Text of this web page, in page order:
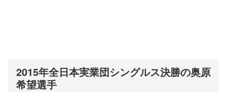
2015年全日本実業団シングルス決勝の奥原
希望選手